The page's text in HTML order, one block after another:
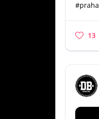
#praha
13